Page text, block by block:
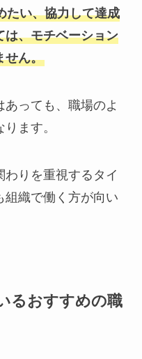
たい、協力して達成
は、モチベーション
せん。
っても、職場のよ
ます。
りを重視するタイ
組織で働く方が向い
るおすすめの職